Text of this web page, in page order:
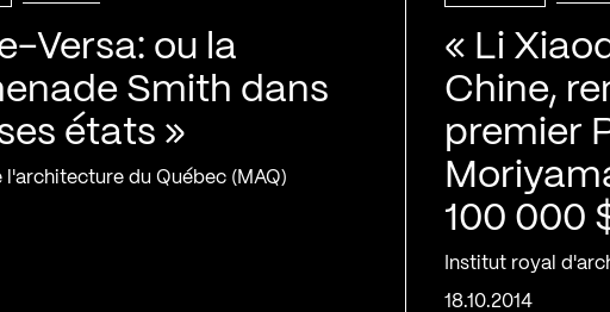
Versa: ou la
Smith dans
états »
l'architecture du Québec (MAQ)
« Li
Chine,
premier
100 000
Institut royal
18.10.2014